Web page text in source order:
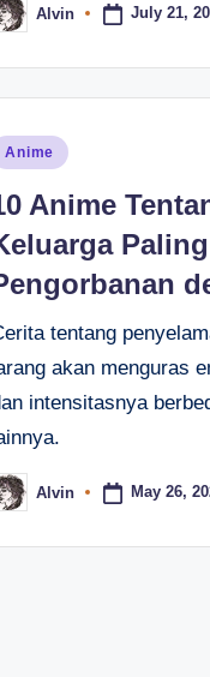
Alvin July 21,
Anime
Anime
tentang
akan menguras
intensitasnya
Alvin May 26,